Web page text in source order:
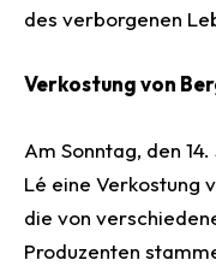
des verborgenen
Verkostung von
Am Sonntag, den
Lé eine Verkostung
die von
Produzenten